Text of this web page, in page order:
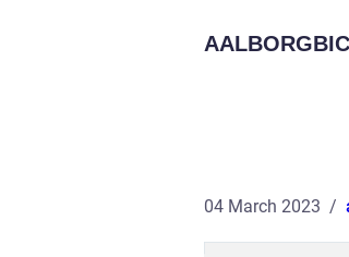
04 March 2023